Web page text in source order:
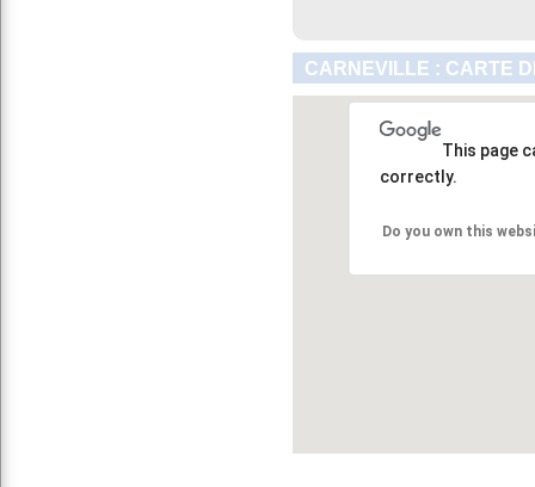
CARNEVILLE : CARTE
This page
correctly.
Do you own this